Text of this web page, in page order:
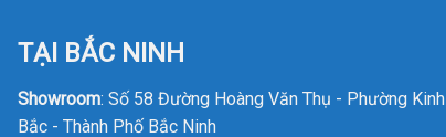
TẠI BẮC NINH
Showroom: Số 58 Đường Hoàng Văn Thụ - Phường Kinh
Bắc - Thành Phố Bắc Ninh